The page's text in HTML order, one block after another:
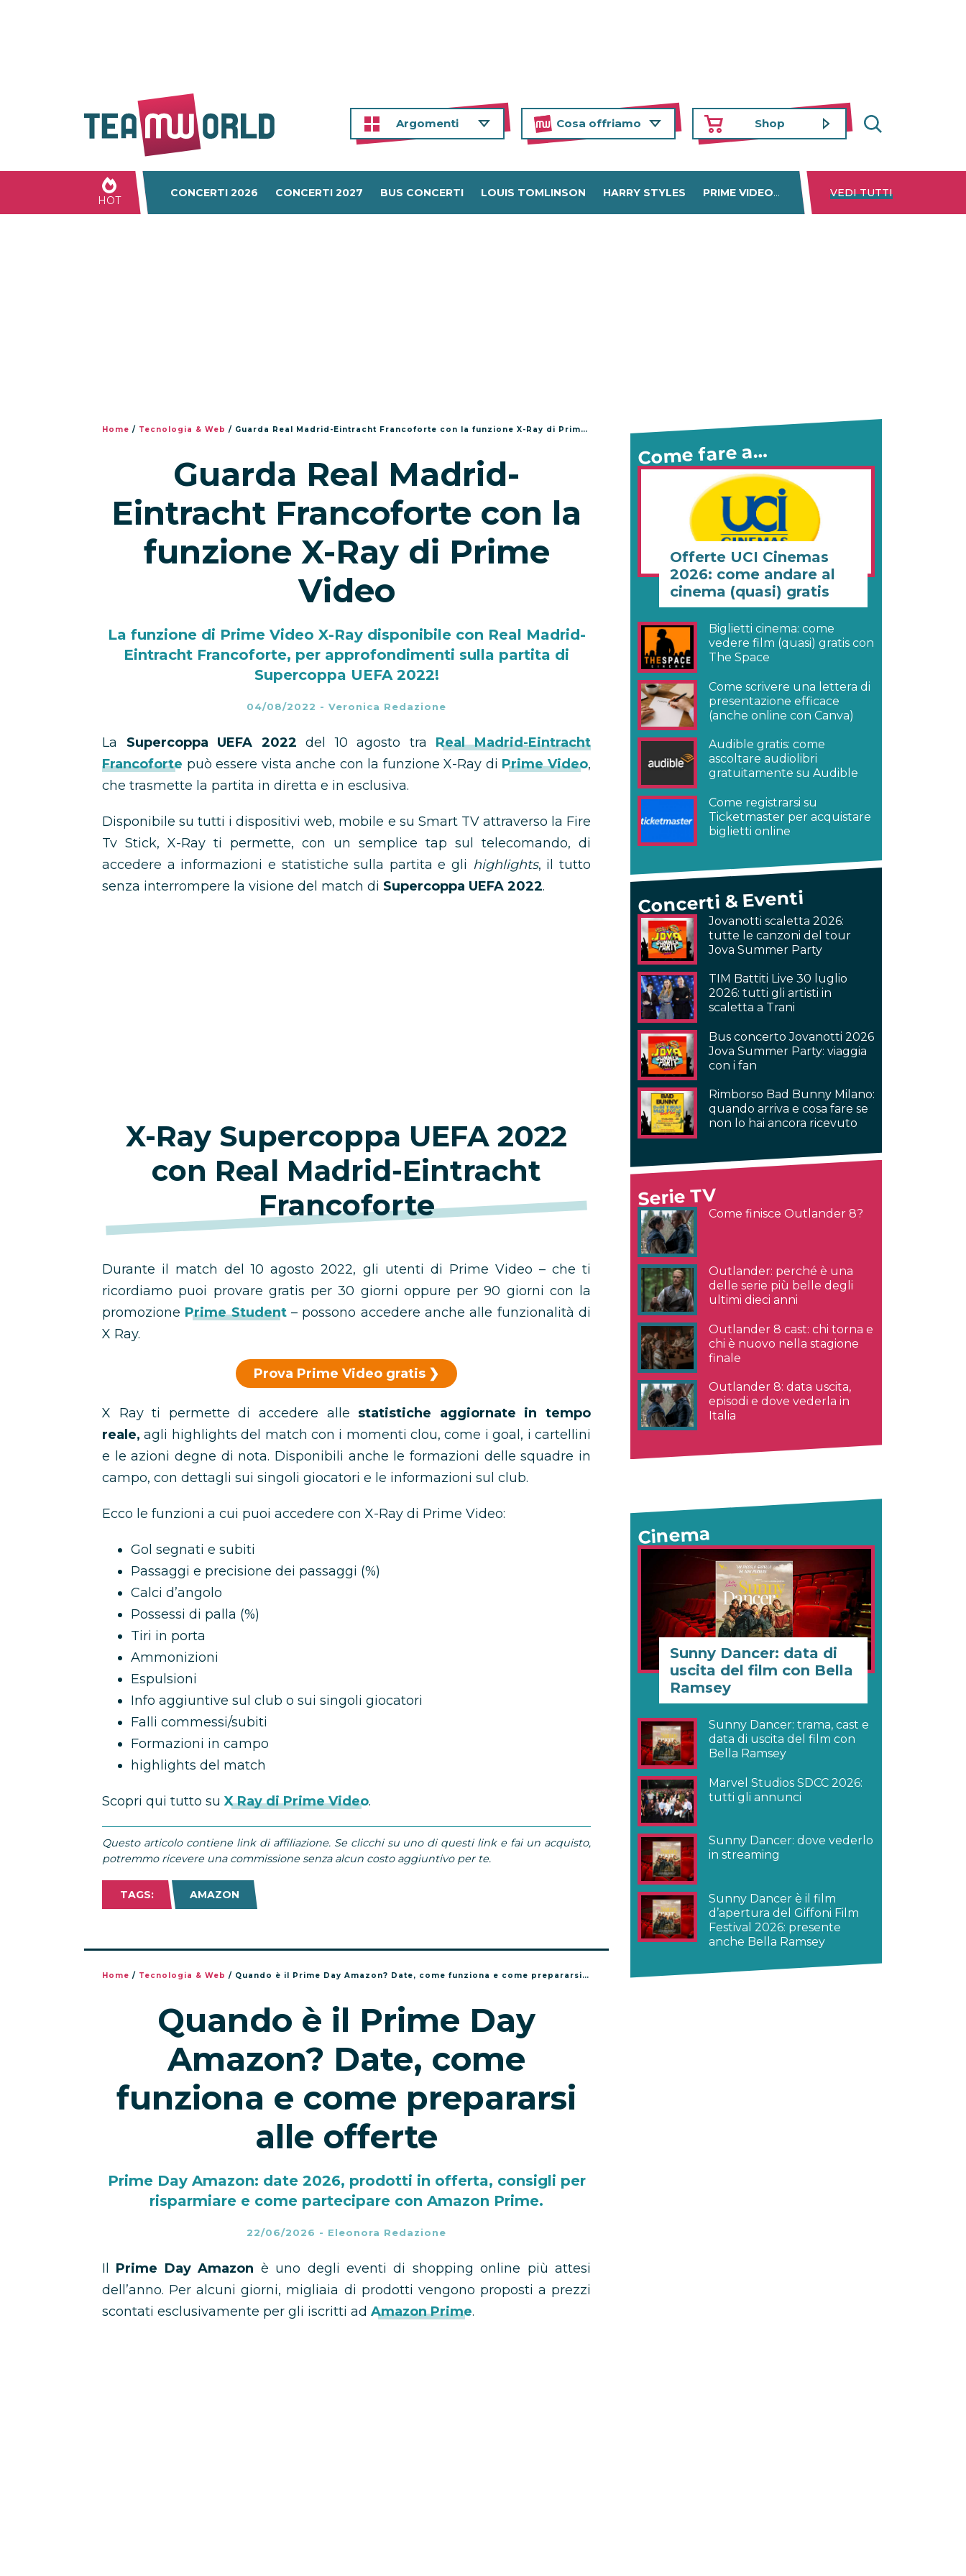
Argomenti Cosa offriamo Shop
HOT
CONCERTI 2026 CONCERTI 2027 BUS CONCERTI LOUIS TOMLINSON HARRY STYLES PRIME VIDEO DISNEY+ NETFLIX
VEDI TUTTI
Home / Tecnologia & Web / Guarda Real Madrid-Eintracht Francoforte con la funzione X-Ray di Prime Video
Guarda Real Madrid-
Eintracht Francoforte con la
funzione X-Ray di Prime
Video
La funzione di Prime Video X-Ray disponibile con Real Madrid-
Eintracht Francoforte, per approfondimenti sulla partita di
Supercoppa UEFA 2022!
04/08/2022 - Veronica Redazione
La Supercoppa UEFA 2022 del 10 agosto tra Real Madrid-Eintracht
Francoforte può essere vista anche con la funzione X-Ray di Prime Video,
che trasmette la partita in diretta e in esclusiva.
Disponibile su tutti i dispositivi web, mobile e su Smart TV attraverso la Fire
Tv Stick, X-Ray ti permette, con un semplice tap sul telecomando, di
accedere a informazioni e statistiche sulla partita e gli highlights, il tutto
senza interrompere la visione del match di Supercoppa UEFA 2022.
X-Ray Supercoppa UEFA 2022
con Real Madrid-Eintracht
Francoforte
Durante il match del 10 agosto 2022, gli utenti di Prime Video – che ti
ricordiamo puoi provare gratis per 30 giorni oppure per 90 giorni con la
promozione Prime Student– possono accedere anche alle funzionalità di
X Ray.
Prova Prime Video gratis
X Ray ti permette di accedere alle statistiche aggiornate in tempo
reale, agli highlights del match con i momenti clou, come i goal, i cartellini
e le azioni degne di nota. Disponibili anche le formazioni delle squadre in
campo, con dettagli sui singoli giocatori e le informazioni sul club.
Ecco le funzioni a cui puoi accedere con X-Ray di Prime Video:
Gol segnati e subiti
Passaggi e precisione dei passaggi (%)
Calci d’angolo
Possessi di palla (%)
Tiri in porta
Ammonizioni
Espulsioni
Info aggiuntive sul club o sui singoli giocatori
Falli commessi/subiti
Formazioni in campo
highlights del match
Scopri qui tutto suX Ray di Prime Video.
Questo articolo contiene link di affiliazione. Se clicchi su uno di questi link e fai un acquisto,
potremmo ricevere una commissione senza alcun costo aggiuntivo per te.
TAGS: AMAZON
Home / Tecnologia & Web / Quando è il Prime Day Amazon? Date, come funziona e come prepararsi alle offerte
Quando è il Prime Day
Amazon? Date, come
funziona e come prepararsi
alle offerte
Prime Day Amazon: date 2026, prodotti in offerta, consigli per
risparmiare e come partecipare con Amazon Prime.
22/06/2026 - Eleonora Redazione
Il Prime Day Amazon è uno degli eventi di shopping online più attesi
dell’anno. Per alcuni giorni, migliaia di prodotti vengono proposti a prezzi
scontati esclusivamente per gli iscritti ad Amazon Prime.
Come fare a…
Offerte UCI Cinemas
2026: come andare al
cinema (quasi) gratis
Biglietti cinema: come
vedere film (quasi) gratis con
The Space
Come scrivere una lettera di
presentazione efficace
(anche online con Canva)
Audible gratis: come
ascoltare audiolibri
gratuitamente su Audible
Come registrarsi su
Ticketmaster per acquistare
biglietti online
Concerti & Eventi
Jovanotti scaletta 2026:
tutte le canzoni del tour
Jova Summer Party
TIM Battiti Live 30 luglio
2026: tutti gli artisti in
scaletta a Trani
Bus concerto Jovanotti 2026
Jova Summer Party: viaggia
con i fan
Rimborso Bad Bunny Milano:
quando arriva e cosa fare se
non lo hai ancora ricevuto
Serie TV
Come finisce Outlander 8?
Outlander: perché è una
delle serie più belle degli
ultimi dieci anni
Outlander 8 cast: chi torna e
chi è nuovo nella stagione
finale
Outlander 8: data uscita,
episodi e dove vederla in
Italia
Cinema
Sunny Dancer: data di
uscita del film con Bella
Ramsey
Sunny Dancer: trama, cast e
data di uscita del film con
Bella Ramsey
Marvel Studios SDCC 2026:
tutti gli annunci
Sunny Dancer: dove vederlo
in streaming
Sunny Dancer è il film
d’apertura del Giffoni Film
Festival 2026: presente
anche Bella Ramsey